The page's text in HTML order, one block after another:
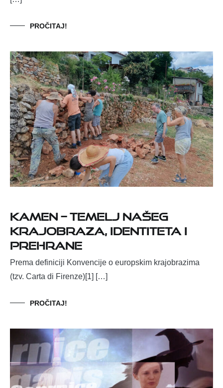
PROČITAJ!
Kamen – temelj našeg
krajobraza, identiteta i
prehrane
Prema definiciji Konvencije o europskim krajobrazima
(tzv. Carta di Firenze)[1] […]
PROČITAJ!